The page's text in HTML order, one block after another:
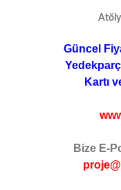
Güncel
Kartı
Bize E-